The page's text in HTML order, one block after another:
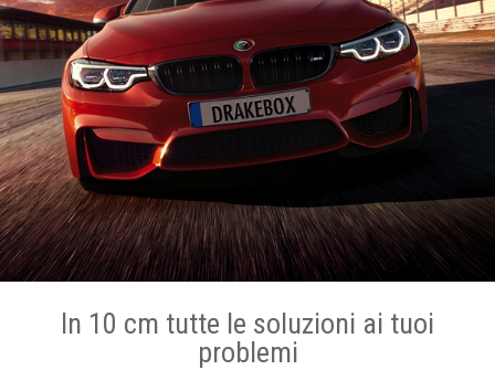
In 10 cm tutte le soluzioni ai tuoi
problemi